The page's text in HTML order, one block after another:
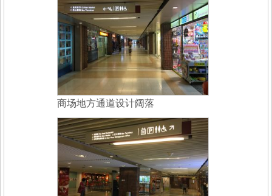
商场地方通道设计阔落